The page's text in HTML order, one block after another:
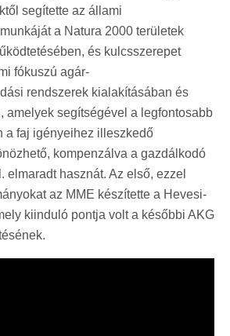
segítette az állami
a Natura 2000 területek
és kulcsszerepet
fókuszú agár-
rendszerek kialakításában és
amelyek segítségével a legfontosabb
a faj igényeihez illeszkedő
kompenzálva a gazdálkodó
elmaradt hasznát. Az első, ezzel
az MME készítette a Hevesi-
kiinduló pontja volt a későbbi AKG